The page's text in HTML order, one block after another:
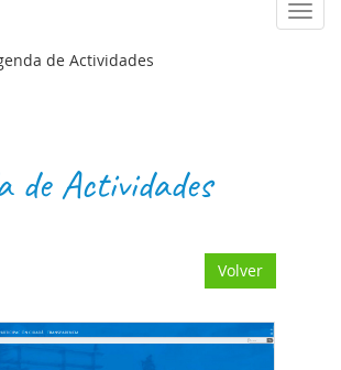
de Actividades
de Actividades
Volver